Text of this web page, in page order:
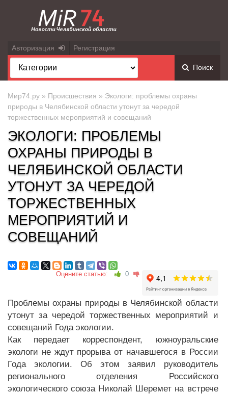
Авторизация Регистрация
Поиск
Мир74.ру » Происшествия » Экологи: проблемы охраны
природы в Челябинской области утонут за чередой
торжественных мероприятий и совещаний
ЭКОЛОГИ: ПРОБЛЕМЫ
ОХРАНЫ ПРИРОДЫ В
ЧЕЛЯБИНСКОЙ ОБЛАСТИ
УТОНУТ ЗА ЧЕРЕДОЙ
ТОРЖЕСТВЕННЫХ
МЕРОПРИЯТИЙ И
СОВЕЩАНИЙ
Оцените статью: 0
Проблемы охраны природы в Челябинской области
утонут за чередой торжественных мероприятий и
совещаний Года экологии.
Как передает корреспондент, южноуральские
экологи не ждут прорыва от начавшегося в России
Года экологии. Об этом заявил руководитель
регионального отделения Российского
экологического союза Николай Шеремет на встрече